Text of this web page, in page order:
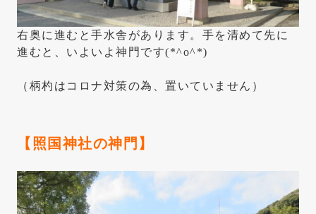
右奥に進むと手水舎があります。手を清めて先に
進むと、いよいよ神門です(*^o^*)
（柄杓はコロナ対策の為、置いていません）
【照国神社の神門 】